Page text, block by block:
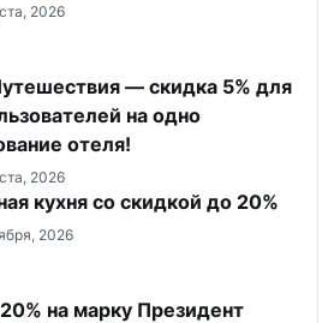
2026
— скидка 5% для
на одно
отеля!
2026
кухня со скидкой до 20%
2026
на марку Президент